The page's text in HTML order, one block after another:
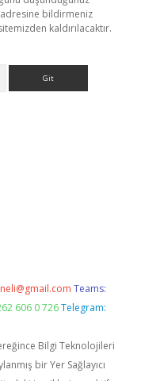
adresine bildirmeniz
kaldırılacaktır.
Teams:
606 0 726 Telegram:
Bilgi Teknolojileri
bir Yer Sağlayıcı